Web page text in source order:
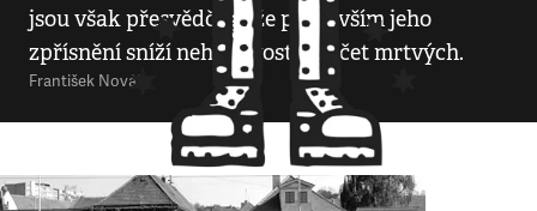
jsou však přesvědčeni, že především jeho
zpřísnění sníží nehodovost a počet mrtvých.
František Novák